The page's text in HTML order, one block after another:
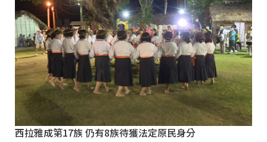
西拉雅成第17族 仍有8族待獲法定原民身分